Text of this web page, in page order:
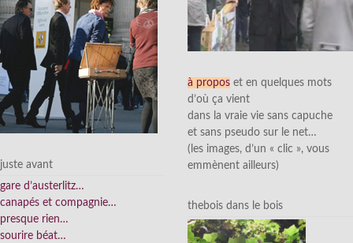
juste avant
gare d’austerlitz…
canapés et compagnie…
presque rien…
sourire béat…
à propos et en quelques mots
d’où ça vient
dans la vraie vie sans capuche
et sans pseudo sur le net…
(les images, d’un « clic », vous
emmènent ailleurs)
thebois dans le bois